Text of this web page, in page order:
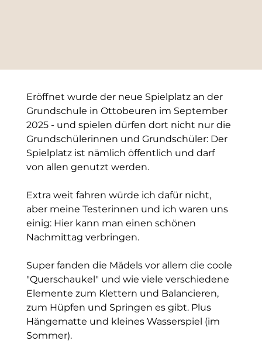
Eröffnet wurde der neue Spielplatz an der
Grundschule in Ottobeuren im September
2025 - und spielen dürfen dort nicht nur die
Grundschülerinnen und Grundschüler: Der
Spielplatz ist nämlich öffentlich und darf
von allen genutzt werden.
Extra weit fahren würde ich dafür nicht,
aber meine Testerinnen und ich waren uns
einig: Hier kann man einen schönen
Nachmittag verbringen.
Super fanden die Mädels vor allem die coole
"Querschaukel" und wie viele verschiedene
Elemente zum Klettern und Balancieren,
zum Hüpfen und Springen es gibt. Plus
Hängematte und kleines Wasserspiel (im
Sommer).